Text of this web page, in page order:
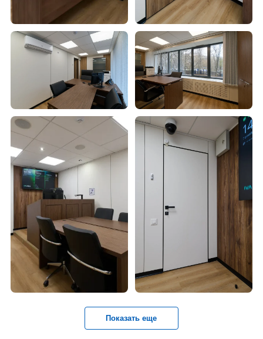
Показать еще